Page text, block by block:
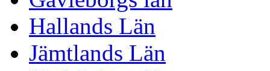
Hallands Län
Jämtlands Län